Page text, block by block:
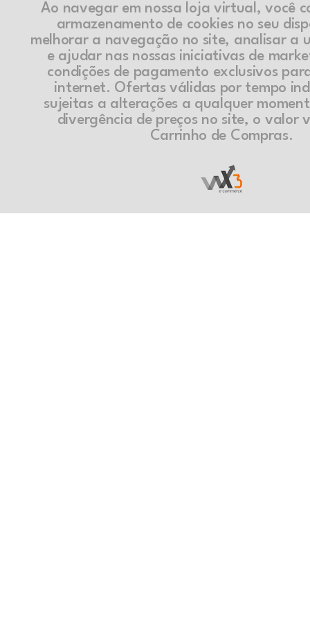
Ao navegar em nossa loja virtual, você
armazenamento de cookies no seu
melhorar a navegação no site, analisar a
e ajudar nas nossas iniciativas de
condições de pagamento exclusivos
internet. Ofertas válidas por tempo
sujeitas a alterações a qualquer
divergência de preços no site, o valor
Carrinho de Compras.